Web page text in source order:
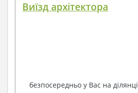
Виїзд архітектора
безпосередньо у Вас на ділянці